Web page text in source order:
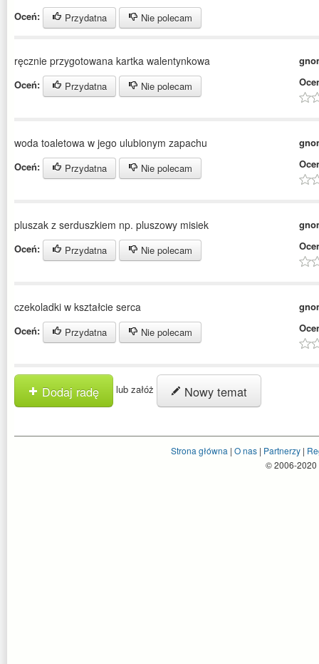
Oceń: Przydatna Nie polecam
ręcznie przygotowana kartka walentynkowa
Oceń: Przydatna Nie polecam
woda toaletowa w jego ulubionym zapachu
Oceń: Przydatna Nie polecam
pluszak z serduszkiem np. pluszowy misiek
Oceń: Przydatna Nie polecam
czekoladki w kształcie serca
Oceń: Przydatna Nie polecam
Dodaj radę lub załóż Nowy temat
Strona główna | O nas| Partnerzy|
© 2006-2020